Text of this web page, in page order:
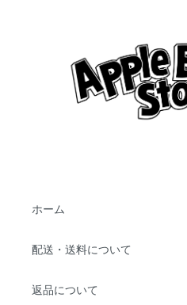
ホーム
配送・送料について
返品について